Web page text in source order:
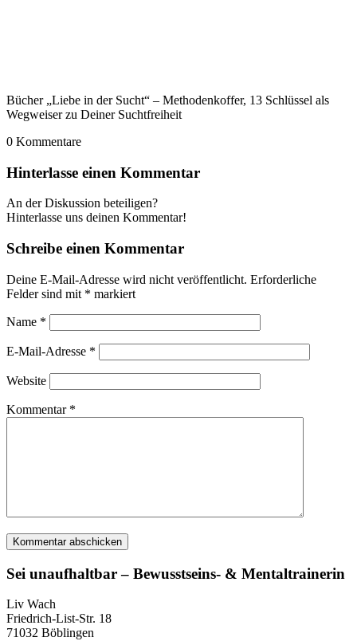
Bücher „Liebe in der Sucht“ – Methodenkoffer, 13 Schlüssel als
Wegweiser zu Deiner Suchtfreiheit
0 Kommentare
Hinterlasse einen Kommentar
An der Diskussion beteiligen?
Hinterlasse uns deinen Kommentar!
Schreibe einen Kommentar
Deine E-Mail-Adresse wird nicht veröffentlicht. Erforderliche
Felder sind mit * markiert
Name *
E-Mail-Adresse *
Website
Kommentar *
Sei unaufhaltbar – Bewusstseins- & Mentaltrainerin
Liv Wach
Friedrich-List-Str. 18
71032 Böblingen